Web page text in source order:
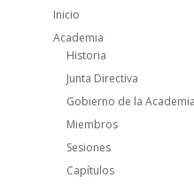
Inicio
Academia
Historia
Junta Directiva
Gobierno de la Academia
Miembros
Sesiones
Capítulos